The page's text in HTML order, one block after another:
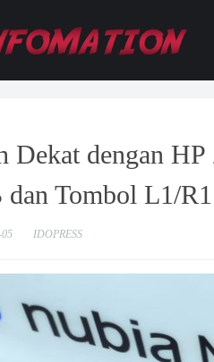
Dekat dengan
dan Tombol L1/R1
IDOPRESS